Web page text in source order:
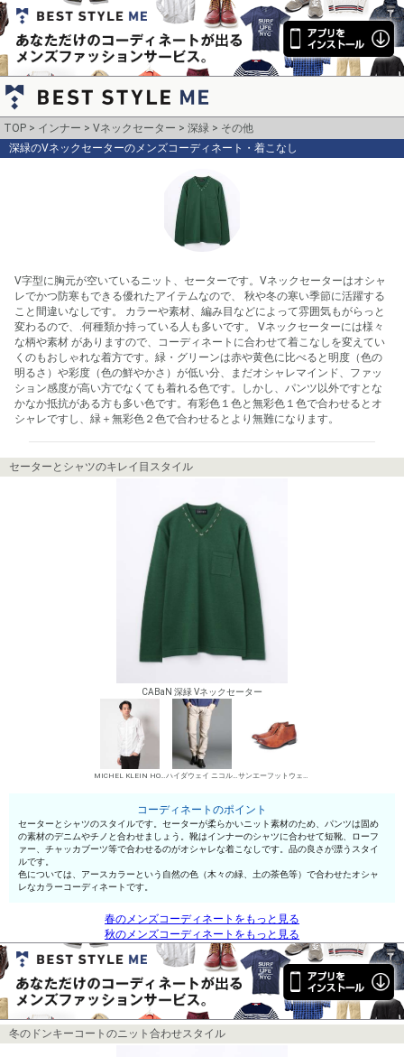
TOP インナー Vネックセーター 深緑
その他
深緑のVネックセーターのメンズコーディネート・着こなし
V字型に胸元が空いているニット、セーターです。Vネックセーターはオシャ
レでかつ防寒もできる優れたアイテムなので、 秋や冬の寒い季節に活躍する
こと間違いなしです。 カラーや素材、編み目などによって雰囲気もがらっと
変わるので、.何種類か持っている人も多いです。 Vネックセーターには様々
な柄や素材 がありますので、コーディネートに合わせて着こなしを変えてい
くのもおしゃれな着方です。緑・グリーンは赤や黄色に比べると明度（色の
明るさ）や彩度（色の鮮やかさ）が低い分、まだオシャレマインド、ファッ
ション感度が高い方でなくても着れる色です。しかし、パンツ以外ですとな
かなか抵抗がある方も多い色です。有彩色１色と無彩色１色で合わせるとオ
シャレですし、緑＋無彩色２色で合わせるとより無難になります。
セーターとシャツのキレイ目スタイル
CABaN 深緑 Vネックセーター
MICHEL KLEIN HOMME シャツ ハイダウェイ ニコル デニムパンツ・ジーンズ サンエーフットウェア 短靴・レザーシューズ
コーディネートのポイント
セーターとシャツのスタイルです。セーターが柔らかいニット素材のため、パンツは固め
の素材のデニムやチノと合わせましょう。靴はインナーのシャツに合わせて短靴、ローフ
ァー、チャッカブーツ等で合わせるのがオシャレな着こなしです。品の良さが漂うスタイ
ルです。
色については、アースカラーという自然の色（木々の緑、土の茶色等）で合わせたオシャ
レなカラーコーディネートです。
春のメンズコーディネートをもっと見る
秋のメンズコーディネートをもっと見る
冬のドンキーコートのニット合わせスタイル